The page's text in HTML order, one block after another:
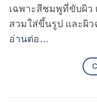
เฉพาะสีชมพูที่ขับผิว
สวมใส่ขึ้นรูป และผิว
อ่านต่อ…